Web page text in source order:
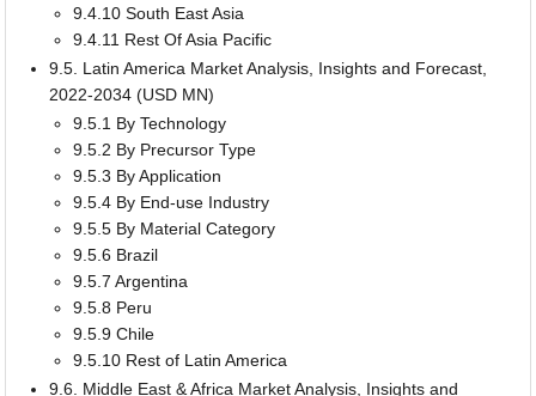
9.4.10 South East Asia
9.4.11 Rest Of Asia Pacific
9.5. Latin America Market Analysis, Insights and Forecast,
2022-2034 (USD MN)
9.5.1 By Technology
9.5.2 By Precursor Type
9.5.3 By Application
9.5.4 By End-use Industry
9.5.5 By Material Category
9.5.6 Brazil
9.5.7 Argentina
9.5.8 Peru
9.5.9 Chile
9.5.10 Rest of Latin America
9.6. Middle East & Africa Market Analysis, Insights and